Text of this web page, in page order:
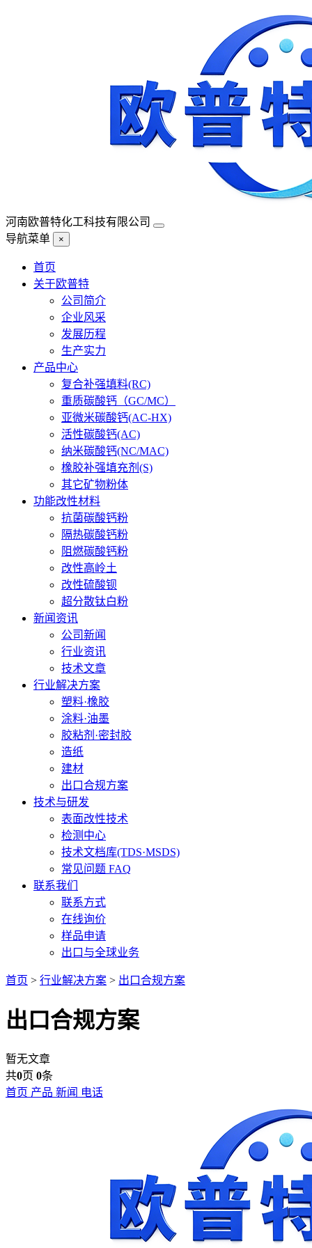
河南欧普特化工科技有限公司
导航菜单
×
首页
关于欧普特
公司简介
企业风采
发展历程
生产实力
产品中心
复合补强填料(RC)
重质碳酸钙（GC/MC）
亚微米碳酸钙(AC-HX)
活性碳酸钙(AC)
纳米碳酸钙(NC/MAC)
橡胶补强填充剂(S)
其它矿物粉体
功能改性材料
抗菌碳酸钙粉
隔热碳酸钙粉
阻燃碳酸钙粉
改性高岭土
改性硫酸钡
超分散钛白粉
新闻资讯
公司新闻
行业资讯
技术文章
行业解决方案
塑料·橡胶
涂料·油墨
胶粘剂·密封胶
造纸
建材
出口合规方案
技术与研发
表面改性技术
检测中心
技术文档库(TDS·MSDS)
常见问题 FAQ
联系我们
联系方式
在线询价
样品申请
出口与全球业务
首页 > 行业解决方案 > 出口合规方案
出口合规方案
暂无文章
共0页 0条
首页 产品 新闻 电话